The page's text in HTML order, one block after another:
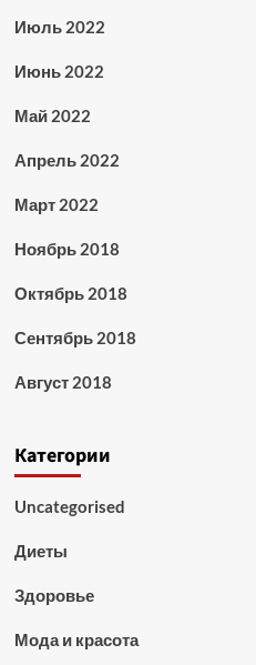
Июль 2022
Июнь 2022
Май 2022
Апрель 2022
Март 2022
Ноябрь 2018
Октябрь 2018
Сентябрь 2018
Август 2018
Категории
Uncategorised
Диеты
Здоровье
Мода и красота